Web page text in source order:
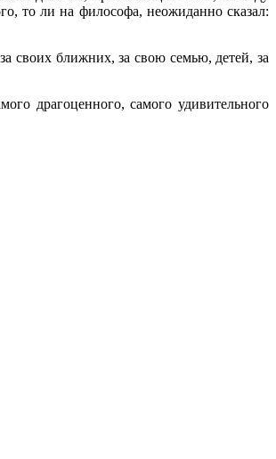
то ли на философа, неожиданно сказал:
своих ближних, за свою семью, детей, за
драгоценного, самого удивительного